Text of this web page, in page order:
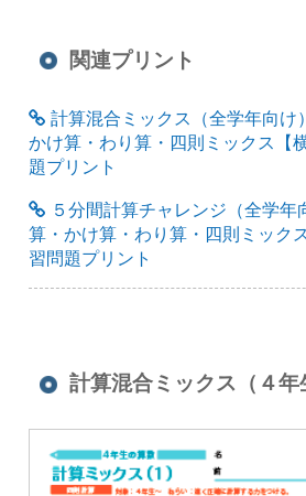
関連プリント
計算混合ミックス（全学年向け
かけ算・わり算・四則ミックス【
題プリント
５分間計算チャレンジ（全学年
算・かけ算・わり算・四則ミック
習問題プリント
計算混合ミックス（４年